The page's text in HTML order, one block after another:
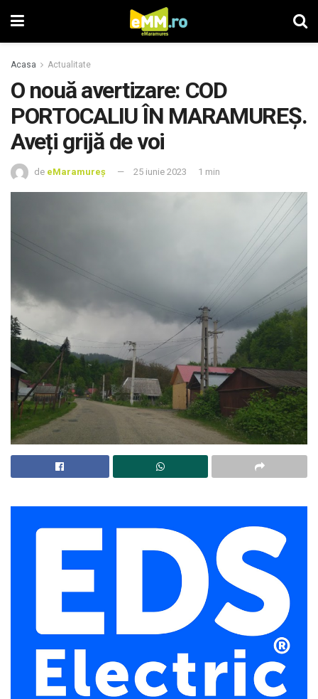
Acasa Actualitate
O nouă avertizare: COD
PORTOCALIU ÎN MARAMUREȘ.
Aveți grijă de voi
de eMaramureș 25 iunie 2023 1 min